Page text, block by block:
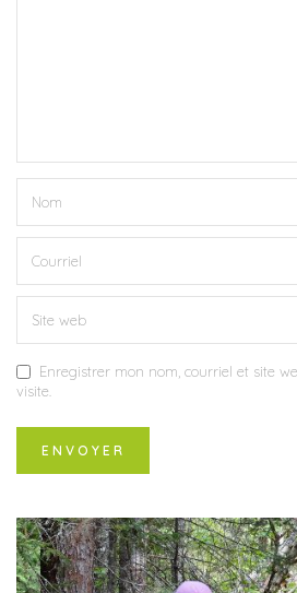
Enregistrer mon nom, courriel et site
visite.